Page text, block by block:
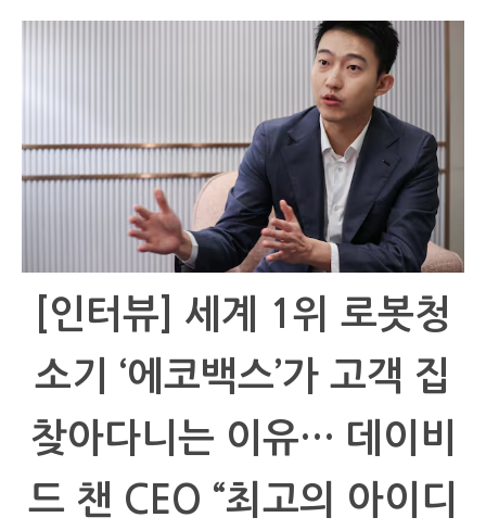
[인터뷰] 세계 1위 로봇청
소기 ‘에코백스’가 고객 집
찾아다니는 이유… 데이비
드 챈 CEO “최고의 아이디